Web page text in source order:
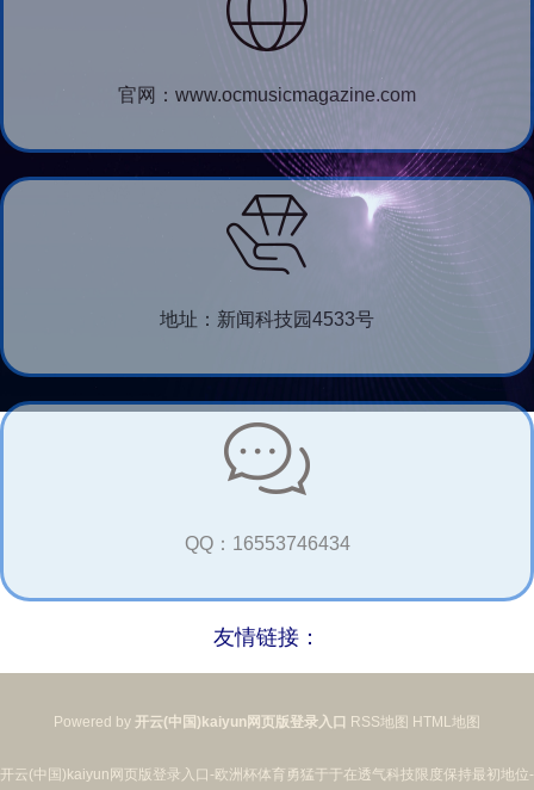
官网：www.ocmusicmagazine.com
地址：新闻科技园4533号
QQ：16553746434
友情链接：
Powered by 开云(中国)kaiyun网页版登录入口 RSS地图 HTML地图
开云(中国)kaiyun网页版登录入口-欧洲杯体育勇猛于于在透气科技限度保持最初地位-